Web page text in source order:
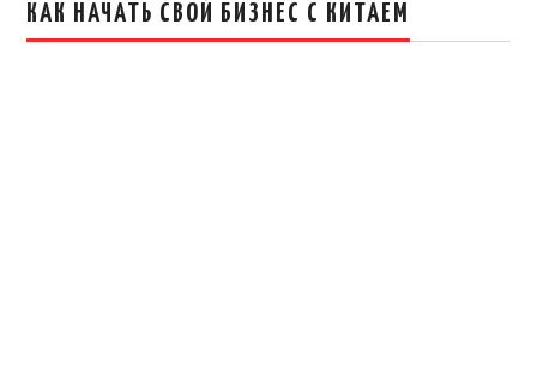
КАК НАЧАТЬ СВОЙ БИЗНЕС С КИТАЕМ